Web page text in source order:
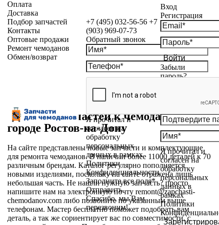
+7 (495) 032-56-56 +7
(903) 969-07-73
Обратный звонок
Я прочитал и
согласен на
обработку
персональных
данных в рамках
Политики
Конфиденциальности
Заполните все поля*
Отправить
Спасибо, мы Вам
перезвоним!
Вход
Регистрация
Войти
Забыли
пароль?
Я прочитал и
согласен на
обработку
персональных
данных в
рамках
Политики
Оплата
Доставка
Подбор запчастей
Контакты
Оптовые продажи
Ремонт чемоданов
Обмен/возврат
Магазин запчастей к чемоданам в
городе Ростов-на-Дону
На сайте представлены новые запчасти и комплектующие
для ремонта чемоданов. В наличии более 11000 деталей к 70
различным брендам. Каталог регулярно пополняется
новыми изделиями, поскольку на сайте отражена лишь
небольшая часть. Не нашли нужную запчасть? просто
напишите нам на электронную почту remont@zapchasti-
chemodanov.com либо позвоните по указанным выше
телефонам. Мастер бесплатно поможет подобрать вам
деталь, а так же сориентирует вас по совместимости, с